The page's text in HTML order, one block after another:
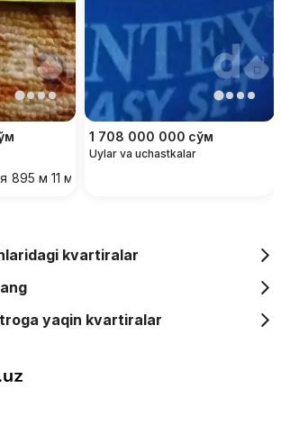
895 м 11 мин piyoda
1 708 000 000 сўм
Uylar va uchastkalar
kvartiralar
yaqin kvartiralar